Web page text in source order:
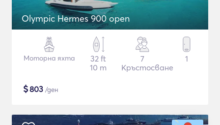
Olympic Hermes 900 open
Моторна яхта
32 ft
10 m
7
Кръстосване
1
$803 /ден